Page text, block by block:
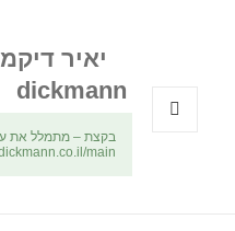
dickmann
בקצת – מתמלל את
main